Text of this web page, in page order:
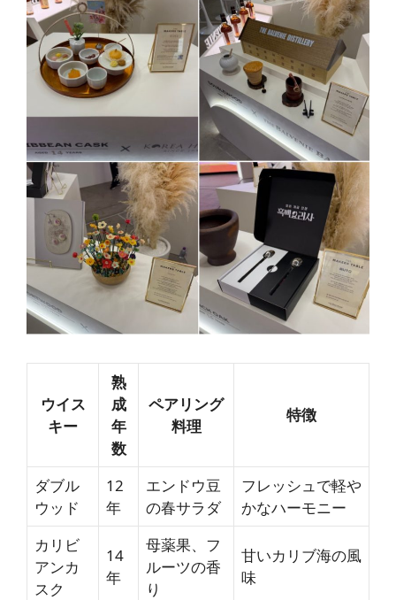
ウイス
キー
熟
成
年
数
ペアリング
料理
特徴
ダブル
ウッド
12
年
エンドウ豆
の春サラダ
フレッシュで軽や
かなハーモニー
カリビ
アンカ
スク
14
年
母薬果、フ
ルーツの香
り
甘いカリブ海の風
味